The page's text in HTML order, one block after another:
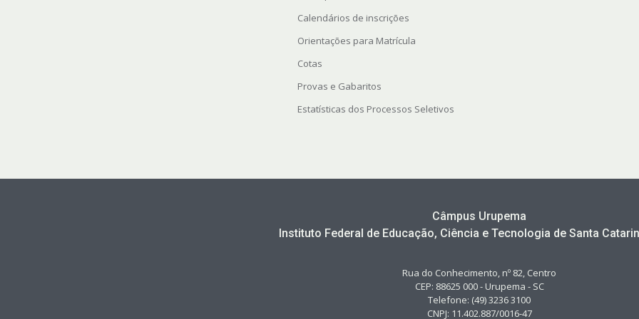
Calendários de inscrições
Orientações para Matrícula
Cotas
Provas e Gabaritos
Estatísticas dos Processos Seletivos
Câmpus Urupema
Instituto Federal de Educação, Ciência e Tecnologia de Santa
Rua do Conhecimento, nº 82, Centro
CEP: 88625 000 - Urupema - SC
Telefone: (49) 3236 3100
CNPJ: 11.402.887/0016-47